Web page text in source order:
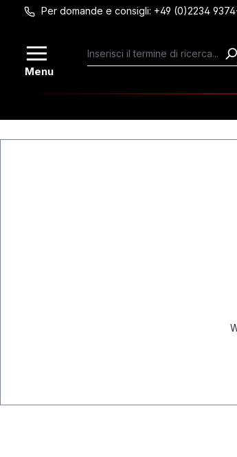
Passa al contenuto principale
Per domande e consigli: +49 (0)2234
Menu